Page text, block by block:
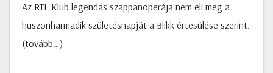
Az RTL Klub legendás szappanoperája nem éli meg a
huszonharmadik születésnapját a Blikk értesülése szerint.
(tovább…)